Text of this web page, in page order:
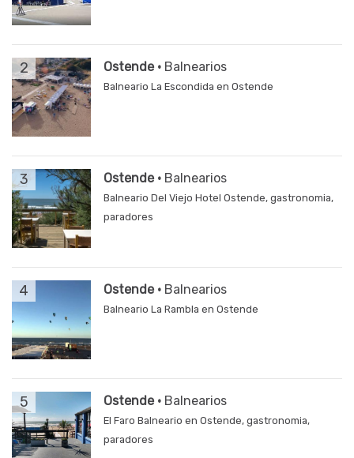
2 Ostende · Balnearios
Balneario La Escondida en Ostende
3 Ostende · Balnearios
Balneario Del Viejo Hotel Ostende, gastronomia,
paradores
4 Ostende · Balnearios
Balneario La Rambla en Ostende
5 Ostende · Balnearios
El Faro Balneario en Ostende, gastronomia,
paradores